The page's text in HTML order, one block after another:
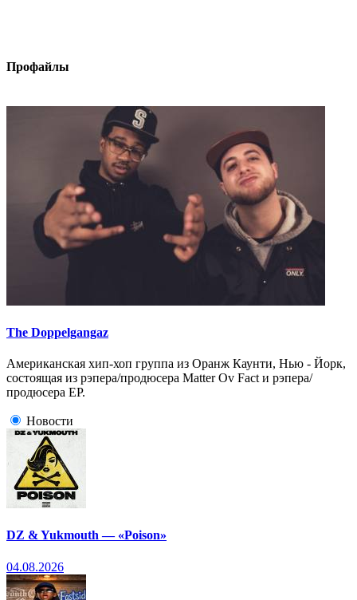
Профайлы
The Doppelgangaz
Американская хип-хоп группа из Оранж Каунти, Нью - Йорк,
состоящая из рэпера/продюсера Matter Ov Fact и рэпера/
продюсера EP.
Новости
DZ & Yukmouth — «Poison»
04.08.2026